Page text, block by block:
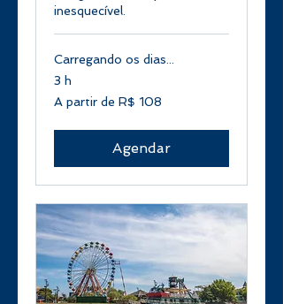
inesquecível.
Carregando os dias...
3 h
A
partir
A partir de R$ 108
Agendar